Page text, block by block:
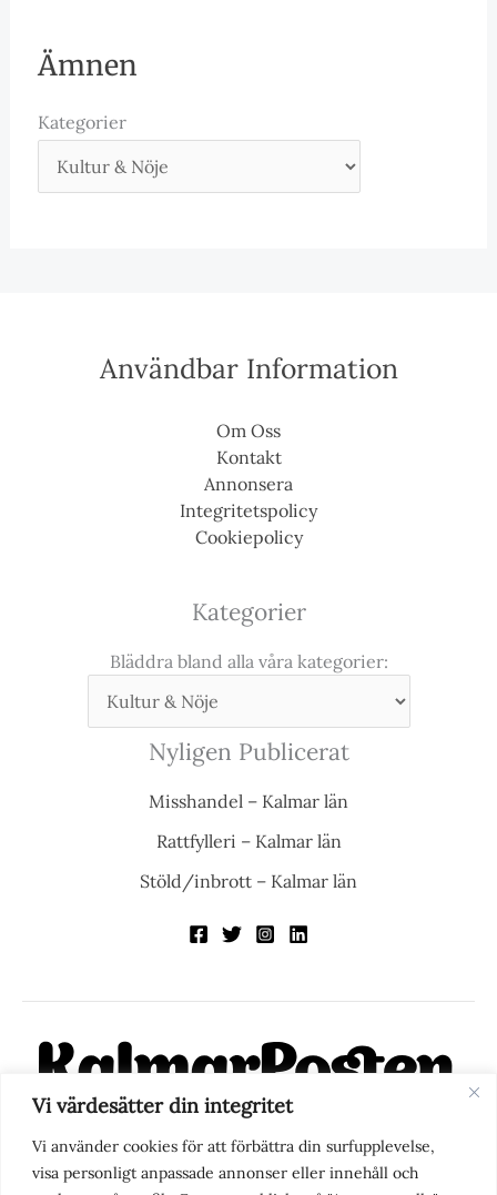
Vi värdesätter din integritet
Vi använder cookies för att förbättra din surfupplevelse,
visa personligt anpassade annonser eller innehåll och
Ämnen
Kategorier
Användbar Information
Om Oss
Kontakt
Annonsera
Integritetspolicy
Cookiepolicy
Kategorier
Bläddra bland alla våra kategorier:
Nyligen Publicerat
Misshandel – Kalmar län
Rattfylleri – Kalmar län
Stöld/inbrott – Kalmar län
KalmarPosten är en modern lokalnyhetstidning på nätet. Med
fokus på Kalmarregionen, men också med blick för det större
perspektivet, vill vi vara din självklara kanal för nyheter,